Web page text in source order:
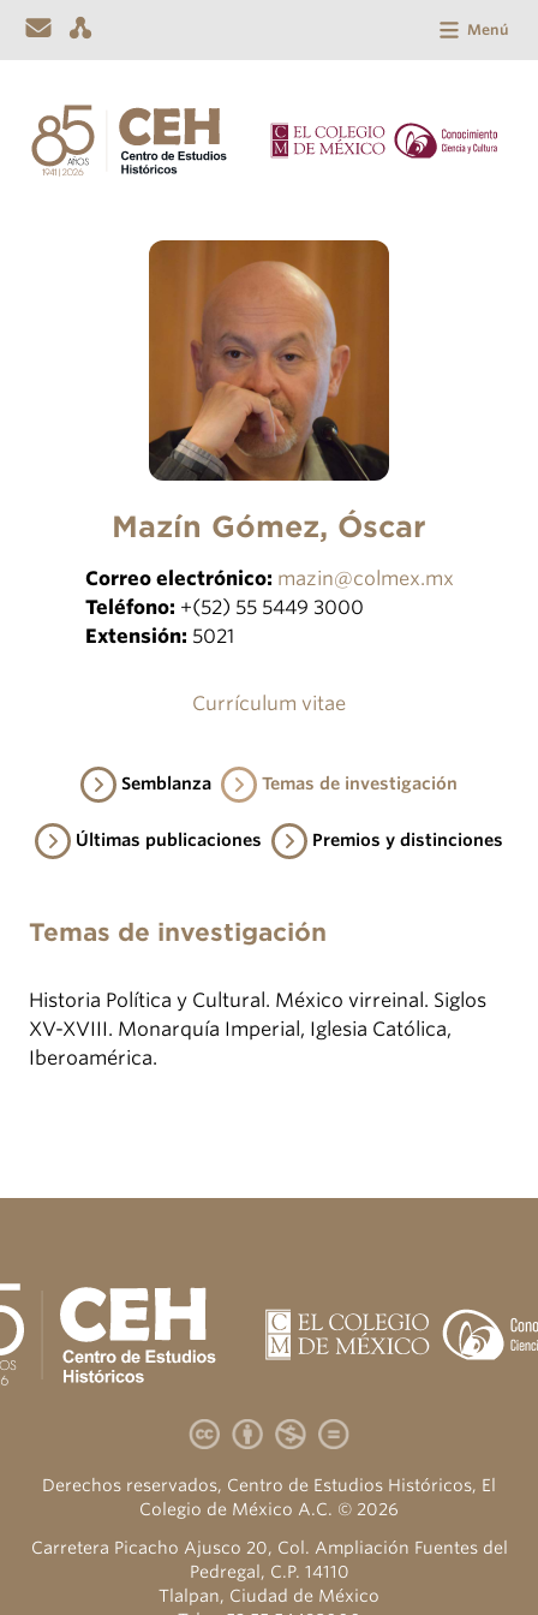
Menú
Mazín Gómez, Óscar
Correo electrónico: mazin@colmex.mx
Teléfono: +(52) 55 5449 3000
Extensión: 5021
Currículum vitae
Semblanza Temas de investigación
Últimas publicaciones Premios y distinciones
Temas de investigación
Historia Política y Cultural. México virreinal. Siglos
XV-XVIII. Monarquía Imperial, Iglesia Católica,
Iberoamérica.
Derechos reservados, Centro de Estudios Históricos, El
Colegio de México A.C. © 2026
Carretera Picacho Ajusco 20, Col. Ampliación Fuentes del
Pedregal, C.P. 14110
Tlalpan, Ciudad de México